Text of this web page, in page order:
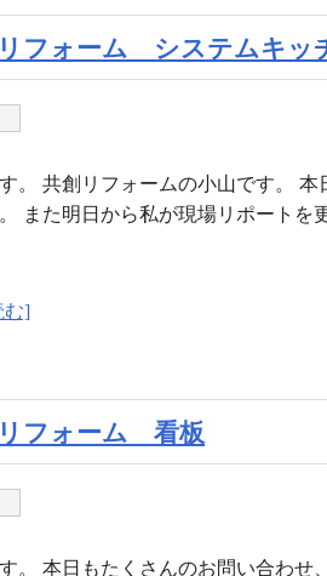
フォーム システムキッ
。 共創リフォームの小山です。
。 また明日から私が現場リポート
む]
フォーム 看板
。 本日もたくさんのお問い合わせ